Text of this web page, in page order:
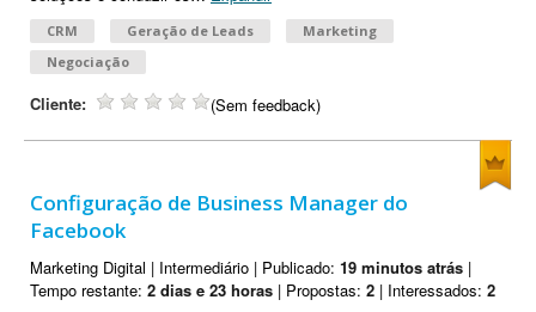
CRM Geração de Leads
Marketing
Negociação
Cliente: (Sem feedback)
Configuração de Business Manager do
Facebook
Marketing Digital | Intermediário | Publicado: 19 minutos atrás |
Tempo restante: 2 dias e 23 horas | Propostas: 2 | Interessados: 2